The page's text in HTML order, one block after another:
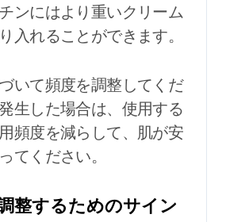
ンにはより重いクリーム
入れることができます。
いて頻度を調整してくだ
生した場合は、使用する
頻度を減らして、肌が安
てください。
整するためのサイン